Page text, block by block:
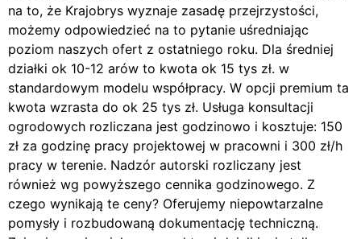
na to, że Krajobrys wyznaje zasadę przejrzystości,
możemy odpowiedzieć na to pytanie uśredniając
poziom naszych ofert z ostatniego roku. Dla średniej
działki ok 10-12 arów to kwota ok 15 tys zł. w
standardowym modelu współpracy. W opcji premium ta
kwota wzrasta do ok 25 tys zł. Usługa konsultacji
ogrodowych rozliczana jest godzinowo i kosztuje: 150
zł za godzinę pracy projektowej w pracowni i 300 zł/h
pracy w terenie. Nadzór autorski rozliczany jest
również wg powyższego cennika godzinowego. Z
czego wynikają te ceny? Oferujemy niepowtarzalne
pomysły i rozbudowaną dokumentację techniczną.